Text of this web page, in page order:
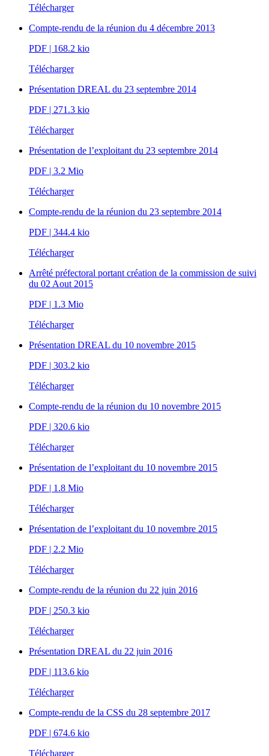
Télécharger
Compte-rendu de la réunion du 4 décembre 2013
PDF | 168.2 kio
Télécharger
Présentation DREAL du 23 septembre 2014
PDF | 271.3 kio
Télécharger
Présentation de l’exploitant du 23 septembre 2014
PDF | 3.2 Mio
Télécharger
Compte-rendu de la réunion du 23 septembre 2014
PDF | 344.4 kio
Télécharger
Arrêté préfectoral portant création de la commission de suivi
du 02 Aout 2015
PDF | 1.3 Mio
Télécharger
Présentation DREAL du 10 novembre 2015
PDF | 303.2 kio
Télécharger
Compte-rendu de la réunion du 10 novembre 2015
PDF | 320.6 kio
Télécharger
Présentation de l’exploitant du 10 novembre 2015
PDF | 1.8 Mio
Télécharger
Présentation de l’exploitant du 10 novembre 2015
PDF | 2.2 Mio
Télécharger
Compte-rendu de la réunion du 22 juin 2016
PDF | 250.3 kio
Télécharger
Présentation DREAL du 22 juin 2016
PDF | 113.6 kio
Télécharger
Compte-rendu de la CSS du 28 septembre 2017
PDF | 674.6 kio
Télécharger